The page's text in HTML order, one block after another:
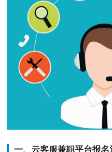
一、云客服兼职平台报